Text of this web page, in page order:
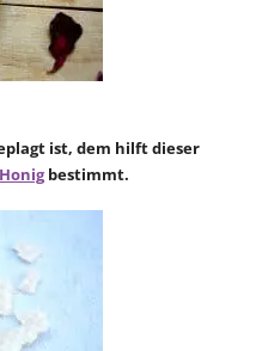
ist, dem hilft dieser
bestimmt.